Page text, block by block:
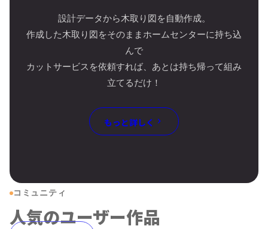
設計データから木取り図を自動作成。
作成した木取り図をそのままホームセンターに持ち込
んで
カットサービスを依頼すれば、あとは持ち帰って組み
立てるだけ！
もっと詳しく
コミュニティ
人気のユーザー作品